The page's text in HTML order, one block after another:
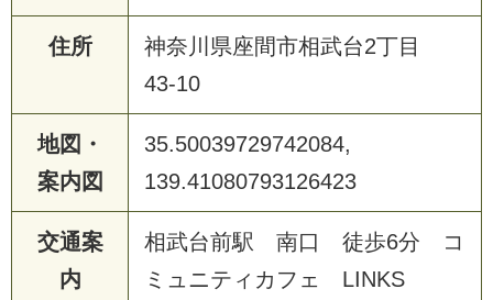
住所
神奈川県座間市相武台2丁目
43-10
地図・
案内図
35.50039729742084,
139.41080793126423
交通案
内
相武台前駅 南口 徒歩6分 コ
ミュニティカフェ LINKS